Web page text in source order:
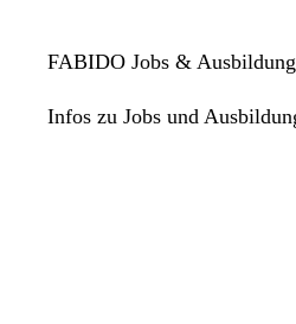
FABIDO Jobs & Ausbildung
Infos zu Jobs und